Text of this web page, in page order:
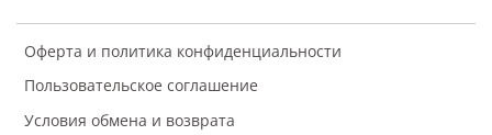
Оферта и политика конфиденциальности
Пользовательское соглашение
Условия обмена и возврата